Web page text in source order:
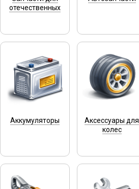
отечественных
Аккумуляторы
Аксессуары для
колес